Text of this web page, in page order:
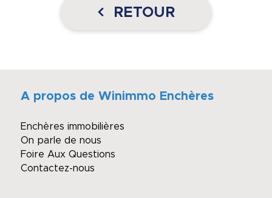
RETOUR
A propos de Winimmo Enchères
Enchères immobilières
On parle de nous
Foire Aux Questions
Contactez-nous